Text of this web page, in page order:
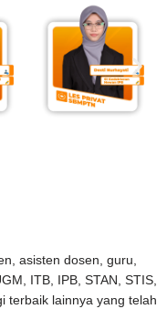
asisten dosen, guru,
ITB, IPB, STAN, STIS,
terbaik lainnya yang telah